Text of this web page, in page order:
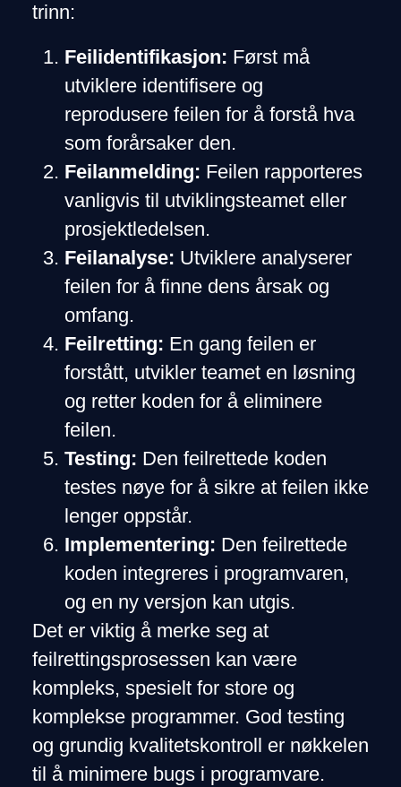
trinn:
Feilidentifikasjon: Først må
utviklere identifisere og
reprodusere feilen for å forstå hva
som forårsaker den.
Feilanmelding: Feilen rapporteres
vanligvis til utviklingsteamet eller
prosjektledelsen.
Feilanalyse: Utviklere analyserer
feilen for å finne dens årsak og
omfang.
Feilretting: En gang feilen er
forstått, utvikler teamet en løsning
og retter koden for å eliminere
feilen.
Testing: Den feilrettede koden
testes nøye for å sikre at feilen ikke
lenger oppstår.
Implementering: Den feilrettede
koden integreres i programvaren,
og en ny versjon kan utgis.
Det er viktig å merke seg at
feilrettingsprosessen kan være
kompleks, spesielt for store og
komplekse programmer. God testing
og grundig kvalitetskontroll er nøkkelen
til å minimere bugs i programvare.